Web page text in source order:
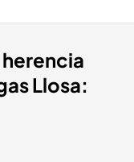
Llosa: